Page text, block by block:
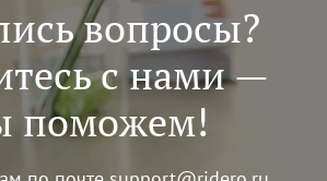
вопросы?
с нами —
поможем!